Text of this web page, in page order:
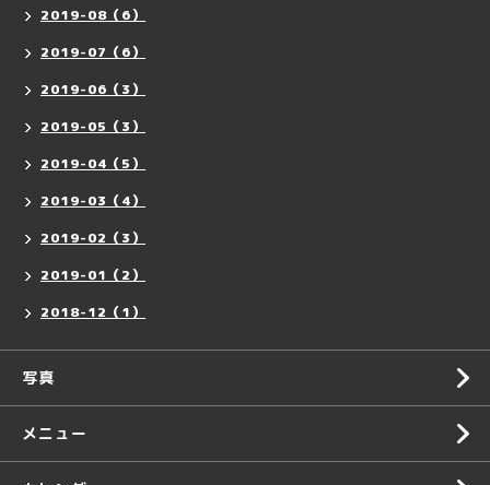
2019-08（6）
2019-07（6）
2019-06（3）
2019-05（3）
2019-04（5）
2019-03（4）
2019-02（3）
2019-01（2）
2018-12（1）
写真
メニュー